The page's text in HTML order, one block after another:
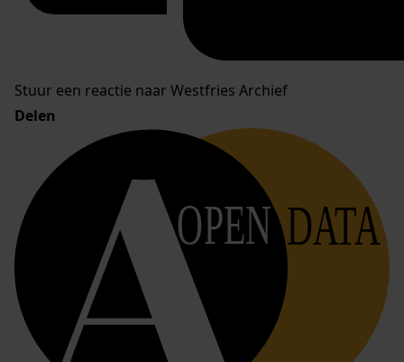
Stuur een reactie naar Westfries Archief
Delen
OPEN DATA